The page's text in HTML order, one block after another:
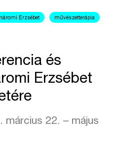
Erzsébet művészetterápia
és
Erzsébet
március 22. – május